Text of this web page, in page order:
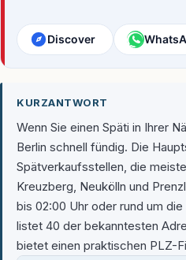
Discover
KURZANTWORT
Wenn Sie einen Späti in Ihrer
Berlin schnell fündig. Die
Spätverkaufsstellen, die
Kreuzberg, Neukölln und
bis 02:00 Uhr oder rund um
listet 40 der bekanntesten
bietet einen praktischen PLZ-